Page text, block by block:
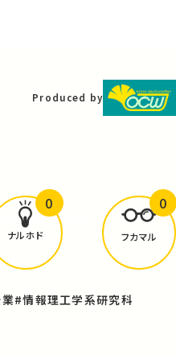
Produced by
がありましたか？
ナルホド
0
フカマル
0
#情報理工学系研究科